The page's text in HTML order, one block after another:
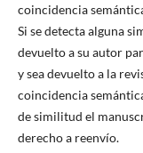
coincidencia
Si se detecta alguna
devuelto a su autor
y sea devuelto a la
coincidencia
de similitud el
derecho a reenvío.